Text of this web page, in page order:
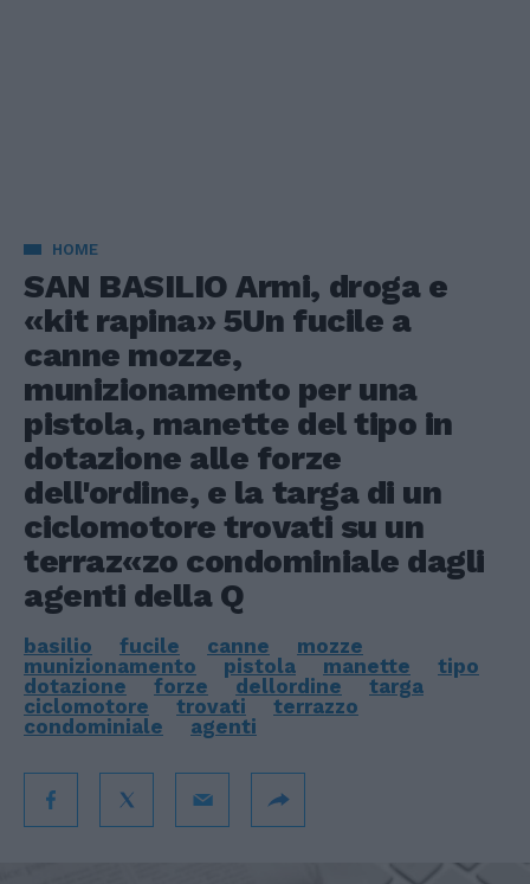
HOME
SAN BASILIO Armi, droga e
«kit rapina» 5Un fucile a
canne mozze,
munizionamento per una
pistola, manette del tipo in
dotazione alle forze
dell'ordine, e la targa di un
ciclomotore trovati su un
terraz«zo condominiale dagli
agenti della Q
basilio fucile canne
mozze
munizionamento
pistola manette
tipo
dotazione
forze dellordine
targa
ciclomotore
trovati
terrazzo
condominiale
agenti